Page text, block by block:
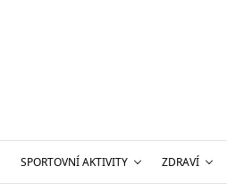
SPORTOVNÍ AKTIVITY ZDRAVÍ